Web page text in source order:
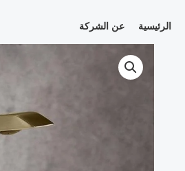
عن الشركة الرئيسية